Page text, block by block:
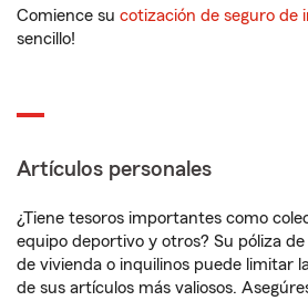
Comience su cotización de seguro de
sencillo!
Artículos personales
¿Tiene tesoros importantes como
equipo deportivo y otros? Su póliza
de vivienda o inquilinos puede limitar
de sus artículos más valiosos.